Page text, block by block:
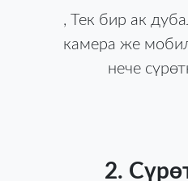
, Тек бир ак
камера же
нече
2.